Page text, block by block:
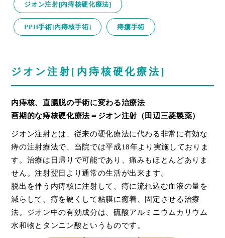
ジオン注射[内痔核硬化療法]
PPH手術[内痔核手術] 痔瘻手術
ジオン注射[内痔核硬化療法]
内痔核、直腸脱の手術に変わる治療法
画期的な痔核硬化療法＝ジオン注射（田辺三菱製薬）
ジオン注射とは、従来の硬化療法に代わる非常に有効な
痔の注射療法で、当院では平成18年より実施しておりま
す。治療は日帰りで可能であり、痛みもほとんどありま
せん。注射翌日より通常の生活が出来ます。
脱出を伴う内痔核に注射して、痔に流れ込む血液の量を
減らして、痔を硬くして粘膜に癒着、固定させる治療
法。ジオン中の有効成分は、硫酸アルミニウムカリウム
水和物とタンニン酸というものです。